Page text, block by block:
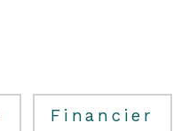
Financier